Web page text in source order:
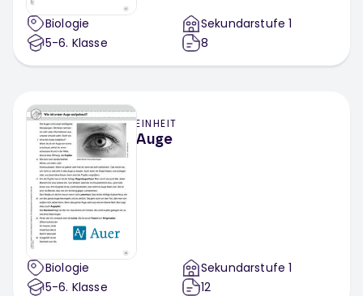
Biologie
5-6. Klasse
Sekundarstufe 1
8
EINHEIT
Auge
Biologie
5-6. Klasse
Sekundarstufe 1
12